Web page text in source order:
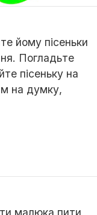
йому пісеньки
Погладьте
пісеньку на
на думку,
малюка пити